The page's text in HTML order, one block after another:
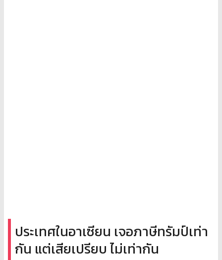
ประเทศในอาเซียน เจอภาษีทรัมป์เท่า
กัน แต่เสียเปรียบ ไม่เท่ากัน